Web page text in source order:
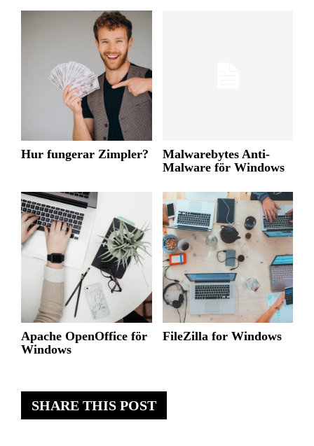
SHARE THIS POST
Hur fungerar Zimpler?
Malwarebytes Anti-
Malware för Windows
Apache OpenOffice för
Windows
FileZilla for Windows